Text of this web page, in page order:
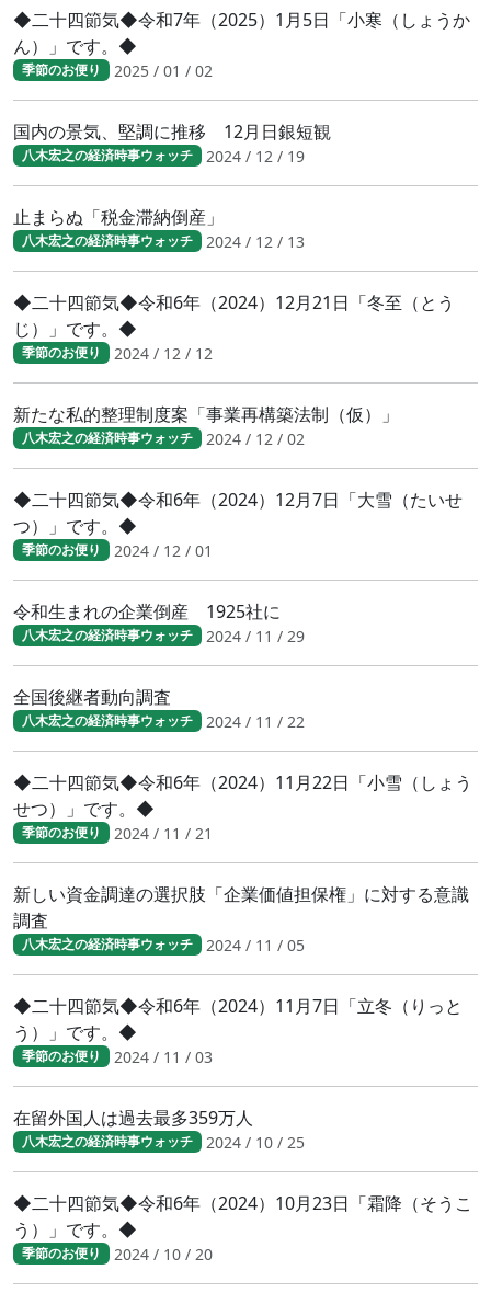
◆二十四節気◆令和7年（2025）1月5日「小寒（しょうか
ん）」です。◆
季節のお便り 2025 / 01 / 02
国内の景気、堅調に推移 12月日銀短観
八木宏之の経済時事ウォッチ 2024 / 12 / 19
止まらぬ「税金滞納倒産」
八木宏之の経済時事ウォッチ 2024 / 12 / 13
◆二十四節気◆令和6年（2024）12月21日「冬至（とう
じ）」です。◆
季節のお便り 2024 / 12 / 12
新たな私的整理制度案「事業再構築法制（仮）」
八木宏之の経済時事ウォッチ 2024 / 12 / 02
◆二十四節気◆令和6年（2024）12月7日「大雪（たいせ
つ）」です。◆
季節のお便り 2024 / 12 / 01
令和生まれの企業倒産 1925社に
八木宏之の経済時事ウォッチ 2024 / 11 / 29
全国後継者動向調査
八木宏之の経済時事ウォッチ 2024 / 11 / 22
◆二十四節気◆令和6年（2024）11月22日「小雪（しょう
せつ）」です。◆
季節のお便り 2024 / 11 / 21
新しい資金調達の選択肢「企業価値担保権」に対する意識
調査
八木宏之の経済時事ウォッチ 2024 / 11 / 05
◆二十四節気◆令和6年（2024）11月7日「立冬（りっと
う）」です。◆
季節のお便り 2024 / 11 / 03
在留外国人は過去最多359万人
八木宏之の経済時事ウォッチ 2024 / 10 / 25
◆二十四節気◆令和6年（2024）10月23日「霜降（そうこ
う）」です。◆
季節のお便り 2024 / 10 / 20